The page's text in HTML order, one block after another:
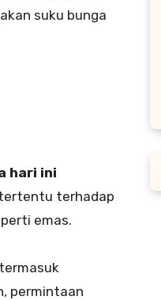
suku bunga
hari ini
tertentu terhadap
emas.
permintaan